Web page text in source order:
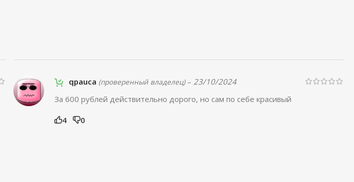
qpauca (проверенный владелец) – 23/10/2024
За 600 рублей действительно дорого, но сам по себе красивый
4 0